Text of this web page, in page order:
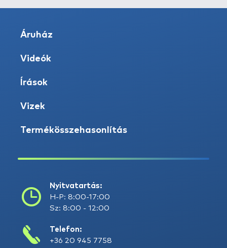
Áruház
Videók
Írások
Vizek
Termékösszehasonlítás
Nyitvatartás:
H-P: 8:00-17:00
Sz: 8:00 - 12:00
Telefon:
+36 20 945 7758